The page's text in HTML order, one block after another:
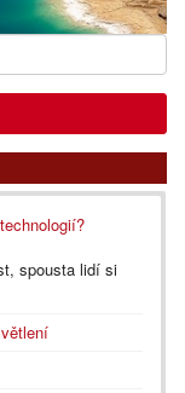
spousta lidí si